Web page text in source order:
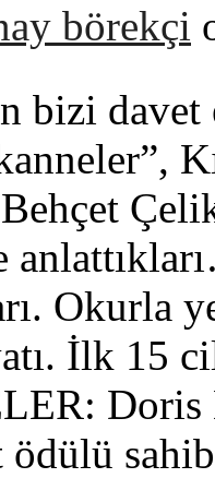
börekçi
bizi
Okurla
İlk 15
Doris
ödülü